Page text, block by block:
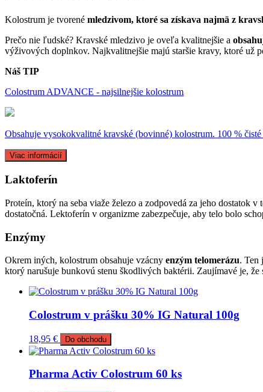
Kolostrum je tvorené mledzivom, ktoré sa získava najmä z
Prečo nie ľudské? Kravské mledzivo je oveľa kvalitnejšie a
výživových doplnkov. Najkvalitnejšie majú staršie kravy, ktoré už
Náš TIP
Colostrum ADVANCE - najsilnejšie kolostrum
Obsahuje vysokokvalitné kravské (bovinné) kolostrum. 100 %
Viac informácií
Laktoferín
Proteín, ktorý na seba viaže železo a zodpovedá za jeho dostatok
dostatočná. Lektoferín v organizme zabezpečuje, aby telo bolo
Enzýmy
Okrem iných, kolostrum obsahuje vzácny enzým telomerázu. Ten
ktorý narušuje bunkovú stenu škodlivých baktérii. Zaujímavé je,
Colostrum v prášku 30% IG Natural 100g
18,95 € Do obchodu
Pharma Activ Colostrum 60 ks